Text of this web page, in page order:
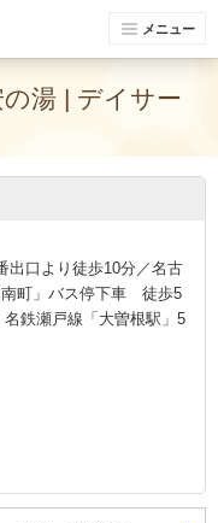
メニュー
湯 | デイサー
出口より徒歩10分／名古
南町」バス停下車 徒歩5
鉄瀬戸線「大曽根駅」5